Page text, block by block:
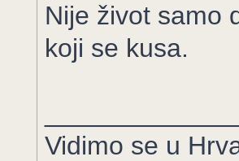
Nije život samo
koji se kusa.
Vidimo se u